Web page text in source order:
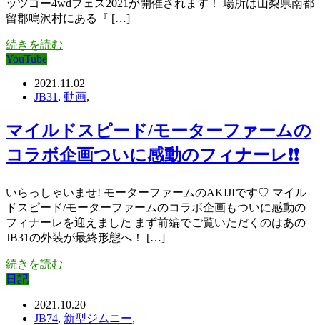
ッツゴー4wdフェス2021が開催されます！ 場所は山梨県南都
留郡鳴沢村にある『 […]
続きを読む
YouTube
2021.11.02
JB31 , 動画,
マイルドスピード/モーターファームの
コラボ企画ついに感動のフィナーレ❗❗
いらっしゃいませ! モーターファームのAKIJIです♡ マイル
ドスピード/モーターファームのコラボ企画もついに感動の
フィナーレを迎えました まず前編でご覧いただくのはあの
JB31の外装が最終形態へ！ […]
続きを読む
日記
2021.10.20
JB74, 新型ジムニー,